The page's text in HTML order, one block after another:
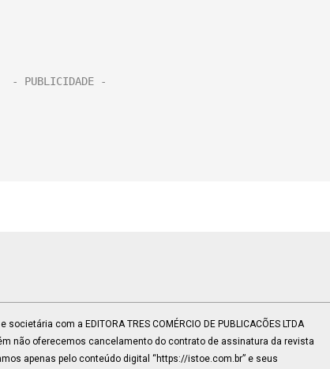
com a EDITORA TRES COMÉRCIO DE PUBLICACÕES LTDA
não oferecemos cancelamento do contrato de assinatura da revista
apenas pelo conteúdo digital “https://istoe.com.br” e seus